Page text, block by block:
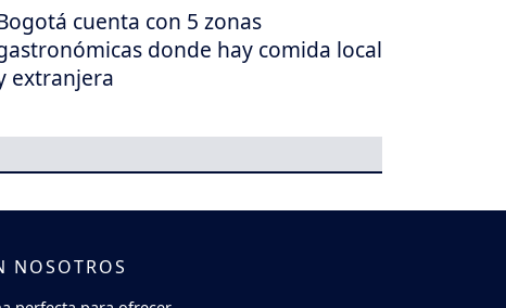
cuenta con 5 zonas
donde hay comida local
extranjera
NOSOTROS